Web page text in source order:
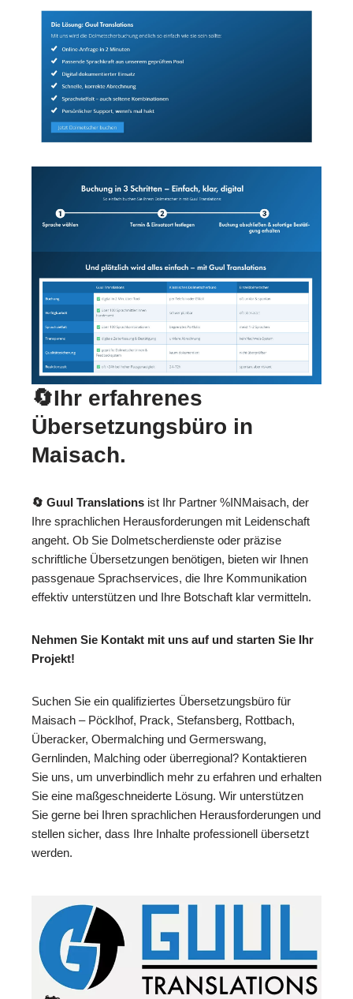
🔄Ihr erfahrenes
Übersetzungsbüro in
Maisach.
🔄 Guul Translations ist Ihr Partner %INMaisach, der
Ihre sprachlichen Herausforderungen mit Leidenschaft
angeht. Ob Sie Dolmetscherdienste oder präzise
schriftliche Übersetzungen benötigen, bieten wir Ihnen
passgenaue Sprachservices, die Ihre Kommunikation
effektiv unterstützen und Ihre Botschaft klar vermitteln.
Nehmen Sie Kontakt mit uns auf und starten Sie Ihr
Projekt!
Suchen Sie ein qualifiziertes Übersetzungsbüro für
Maisach – Pöcklhof, Prack, Stefansberg, Rottbach,
Überacker, Obermalching und Germerswang,
Gernlinden, Malching oder überregional? Kontaktieren
Sie uns, um unverbindlich mehr zu erfahren und erhalten
Sie eine maßgeschneiderte Lösung. Wir unterstützen
Sie gerne bei Ihren sprachlichen Herausforderungen und
stellen sicher, dass Ihre Inhalte professionell übersetzt
werden.